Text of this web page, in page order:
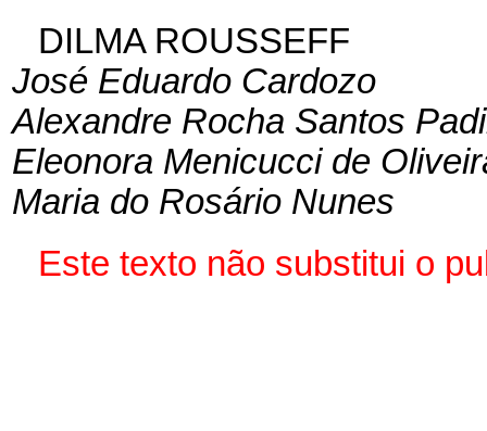
DILMA ROUSSEFF
José Eduardo Cardozo
Alexandre Rocha Santos
Eleonora Menicucci de
Maria do Rosário Nunes
Este texto não substitui o